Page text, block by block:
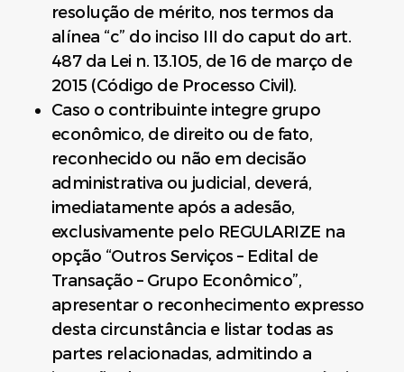
resolução de mérito, nos termos da
alínea “c” do inciso III do caput do art.
487 da Lei n. 13.105, de 16 de março de
2015 (Código de Processo Civil).
Caso o contribuinte integre grupo
econômico, de direito ou de fato,
reconhecido ou não em decisão
administrativa ou judicial, deverá,
imediatamente após a adesão,
exclusivamente pelo REGULARIZE na
opção “Outros Serviços – Edital de
Transação – Grupo Econômico”,
apresentar o reconhecimento expresso
desta circunstância e listar todas as
partes relacionadas, admitindo a